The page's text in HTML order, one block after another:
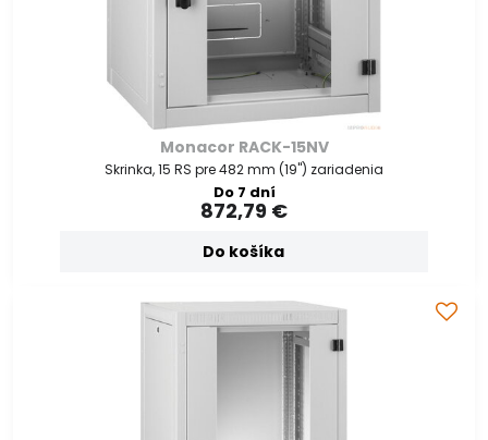
Monacor RACK-15NV
Skrinka, 15 RS pre 482 mm (19") zariadenia
Do 7 dní
872,79 €
Do košíka